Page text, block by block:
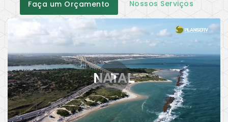
Faça um Orçamento Nossos Serviços